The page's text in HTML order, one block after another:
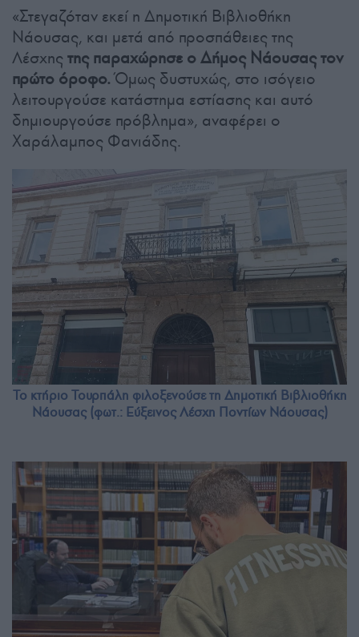
«Στεγαζόταν εκεί η Δημοτική Βιβλιοθήκη
Νάουσας, και μετά από προσπάθειες της
Λέσχης της παραχώρησε ο Δήμος Νάουσας τον
πρώτο όροφο.Όμως δυστυχώς, στο ισόγειο
λειτουργούσε κατάστημα εστίασης και αυτό
δημιουργούσε πρόβλημα», αναφέρει ο
Χαράλαμπος Φανιάδης.
Το κτήριο Τουρπάλη φιλοξενούσε τη Δημοτική Βιβλιοθήκη
Νάουσας (φωτ.: Εύξεινος Λέσχη Ποντίων Νάουσας)